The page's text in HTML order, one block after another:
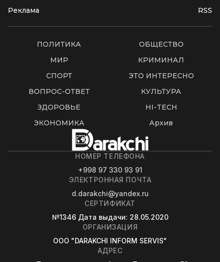
Реклама RSS
ПОЛИТИКА
ОБЩЕСТВО
МИР
КРИМИНАЛ
СПОРТ
ЭТО ИНТЕРЕСНО
ВОПРОС-ОТВЕТ
КУЛЬТУРА
ЗДОРОВЬЕ
HI-TECH
ЭКОНОМИКА
Архив
НОМЕР ТЕЛЕФОНА
+998 97 330 93 91
ЭЛЕКТРОННАЯ ПОЧТА
d.darakchi@yandex.ru
СЕРТИФИКАТ
№1346 Дата выдачи: 28.05.2020
ОРГАНИЗАЦИЯ
OOO "DARAKCHI INFORM SERVIS"
АДРЕС